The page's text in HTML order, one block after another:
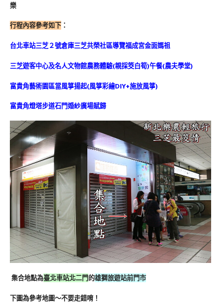
樂
行程內容參考如下 ：
台北車站三芝２號倉庫三芝共榮社區導覽福成宮金面媽祖
三芝遊客中心及名人文物館農務體驗(親採筊白筍)午餐(農夫學堂)
富貴角藝術園區當風箏揚起(風箏彩繪DIY+施放風箏)
富貴角燈塔步道石門婚紗廣場賦歸
集合地點為臺北車站北二門的雄獅旅遊站前門市
下圖為參考地圖～不要走錯唷！